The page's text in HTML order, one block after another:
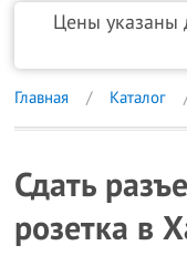
Продажа
Цены указаны
Главная Каталог
Сдать
розетка в